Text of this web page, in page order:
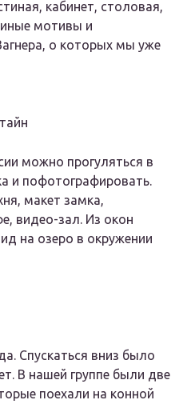
кабинет, столовая,
мотивы и
о которых мы уже
можно прогуляться в
и пофотографировать.
макет замка,
видео-зал. Из окон
на озеро в окружении
Спускаться вниз было
В нашей группе были две
поехали на конной